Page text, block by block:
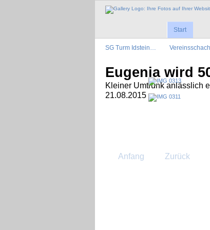
Start
SG Turm Idstein… Vereinsschach
Eugenia wird
Kleiner Umtrunk anlässlich
21.08.2015
Anfang Zurück